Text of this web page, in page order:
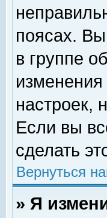
поясах.
в группе
изменения
настроек,
Если вы
сделать
Вернуться
» Я